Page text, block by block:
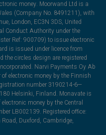
money. Moorwand Ltd is a
(Company No. 8491211), with
London, EC3N 3DS, United
Conduct Authority under the
Ref: 900709) to issue electronic
is issued under licence from
circles design are registered
Narvi Payments Oy Ab
electronic money by the Finnish
number 3190214-6—
Helsinki, Finland. Monavate is
money by the Central
LB002139. Registered office:
Duxford, Cambridge,